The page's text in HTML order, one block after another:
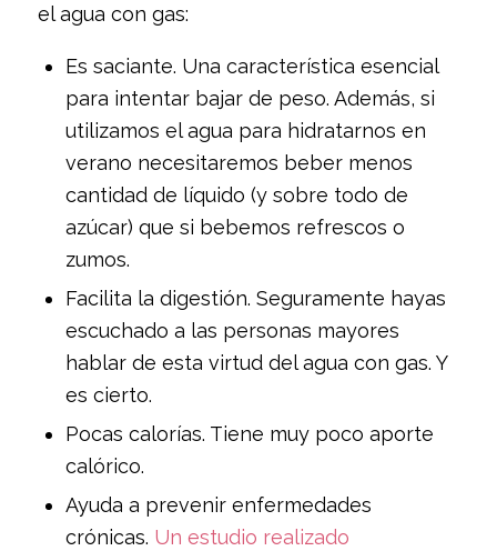
el agua con gas:
Es saciante. Una característica esencial
para intentar bajar de peso. Además, si
utilizamos el agua para hidratarnos en
verano necesitaremos beber menos
cantidad de líquido (y sobre todo de
azúcar) que si bebemos refrescos o
zumos.
Facilita la digestión. Seguramente hayas
escuchado a las personas mayores
hablar de esta virtud del agua con gas. Y
es cierto.
Pocas calorías. Tiene muy poco aporte
calórico.
Ayuda a prevenir enfermedades
crónicas. Un estudio realizado